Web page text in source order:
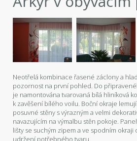
Neotřelá kombinace řasené záclony a
pozornost na první pohled. Do
je namontována tvarovaná bílá hliníková
k zavěšení bílého voilu. Boční okraje
posuvné stěny s výrazným a velmi
navazujícím na výmalbu stěn pokoje.
lišty se suchým zipem a ve spodním okraji
udržení potřebného tvaru.